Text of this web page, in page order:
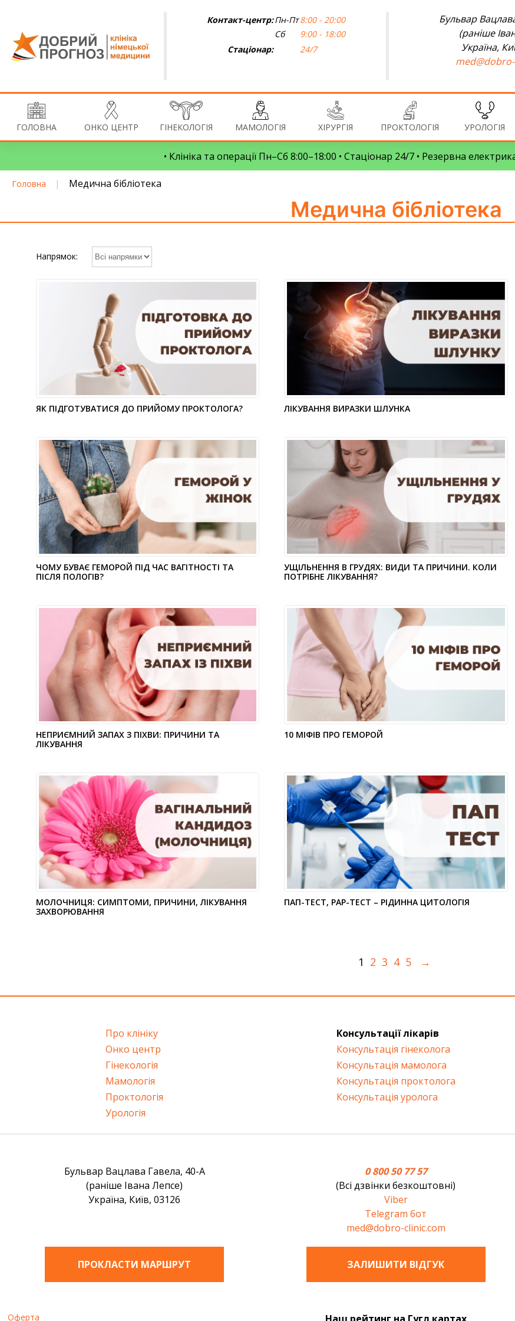
Контакт-центр:Пн-Пт
Сб
8:00 - 20:00
9:00 - 18:00
Стаціонар:
24/7
Бульвар
(раніше
Україна,
ГОЛОВНА ОНКО ЦЕНТР ГІНЕКОЛОГІЯ МАМОЛОГІЯ ХІРУРГІЯ ПРОКТОЛОГІЯ УРОЛОГІЯ
• Клініка та операції Пн–Сб 8:00–18:00 • Стаціонар 24/7 • Резервна
Головна | Медична бібліотека
Медична бібліотека
Напрямок:
ЯК ПІДГОТУВАТИСЯ ДО ПРИЙОМУ ПРОКТОЛОГА? ЛІКУВАННЯ ВИРАЗКИ ШЛУНКА
ЧОМУ БУВАЄ ГЕМОРОЙ ПІД ЧАС ВАГІТНОСТІ ТА
ПІСЛЯ ПОЛОГІВ?
УЩІЛЬНЕННЯ В ГРУДЯХ: ВИДИ ТА ПРИЧИНИ. КОЛИ
ПОТРІБНЕ ЛІКУВАННЯ?
НЕПРИЄМНИЙ ЗАПАХ З ПІХВИ: ПРИЧИНИ ТА
ЛІКУВАННЯ
10 МІФІВ ПРО ГЕМОРОЙ
МОЛОЧНИЦЯ: СИМПТОМИ, ПРИЧИНИ, ЛІКУВАННЯ
ЗАХВОРЮВАННЯ
ПАП-ТЕСТ, PAP-ТЕСТ – РІДИННА ЦИТОЛОГІЯ
1 2 3 4 5 →
Про клініку
Онко центр
Гінекологія
Мамологія
Проктологія
Урологія
Консультації лікарів
Консультація гінеколога
Консультація мамолога
Консультація проктолога
Консультація уролога
Бульвар Вацлава Гавела, 40-А
(раніше Івана Лепсе)
Україна, Київ, 03126
ПРОКЛАСТИ МАРШРУТ
0 800 50 77 57
(Всі дзвінки безкоштовні)
Viber
Telegram бот
med@dobro-clinic.com
ЗАЛИШИТИ ВIДГУК
Оферта